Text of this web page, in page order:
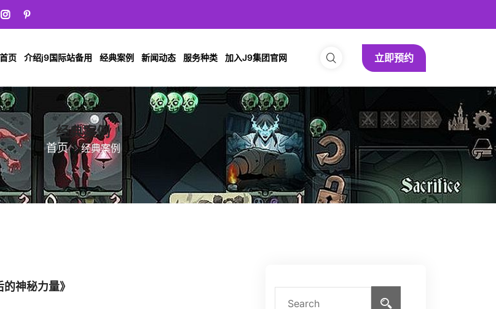
页 介绍j9国际站备用 经典案例 新闻动态 服务种类 加入J9集团官网 立即预约
经典案例
首页 经典案例
神秘力量》